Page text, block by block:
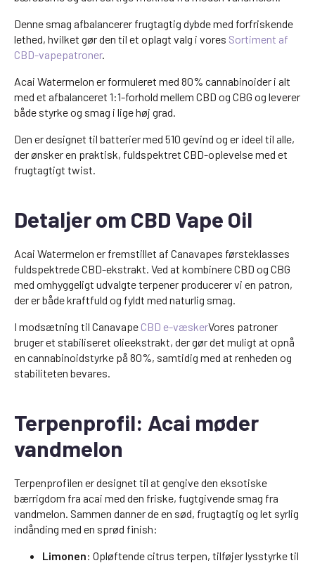
Denne smag afbalancerer frugtagtig dybde med forfriskende
lethed, hvilket gør den til et oplagt valg i vores Sortiment af
CBD-vapepatroner.
Acai Watermelon er formuleret med 80% cannabinoider i alt
med et afbalanceret 1:1-forhold mellem CBD og CBG og leverer
både styrke og smag i lige høj grad.
Den er designet til batterier med 510 gevind og er ideel til alle,
der ønsker en praktisk, fuldspektret CBD-oplevelse med et
frugtagtigt twist.
Detaljer om CBD Vape Oil
Acai Watermelon er fremstillet af Canavapes førsteklasses
fuldspektrede CBD-ekstrakt. Ved at kombinere CBD og CBG
med omhyggeligt udvalgte terpener producerer vi en patron,
der er både kraftfuld og fyldt med naturlig smag.
I modsætning til Canavape CBD e-væskerVores patroner
bruger et stabiliseret olieekstrakt, der gør det muligt at opnå
en cannabinoidstyrke på 80%, samtidig med at renheden og
stabiliteten bevares.
Terpenprofil: Acai møder
vandmelon
Terpenprofilen er designet til at gengive den eksotiske
bærrigdom fra acai med den friske, fugtgivende smag fra
vandmelon. Sammen danner de en sød, frugtagtig og let syrlig
indånding med en sprød finish:
Limonen: Opløftende citrus terpen, tilføjer lysstyrke til